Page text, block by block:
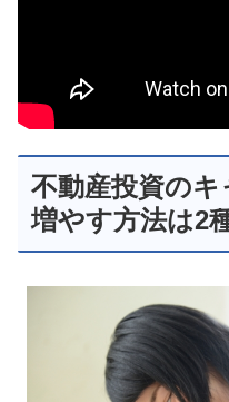
不動産投資の
増やす方法は2